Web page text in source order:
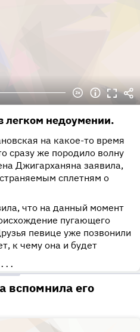
легком недоумении.
на какое-то время
сразу же породило волну
Джигарханяна заявила,
сплетням о
что на данный момент
пугающего
певице уже позвонили
к чему она и будет
•••
вспомнила его